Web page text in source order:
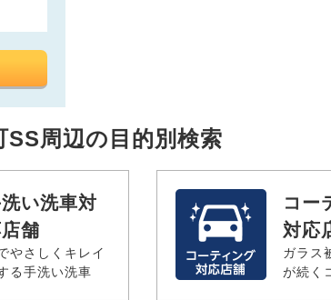
SS周辺の目的別検索
い洗車対
舗
やさしくキレイ
る手洗い洗車
コー
対応
ガラス
が続く